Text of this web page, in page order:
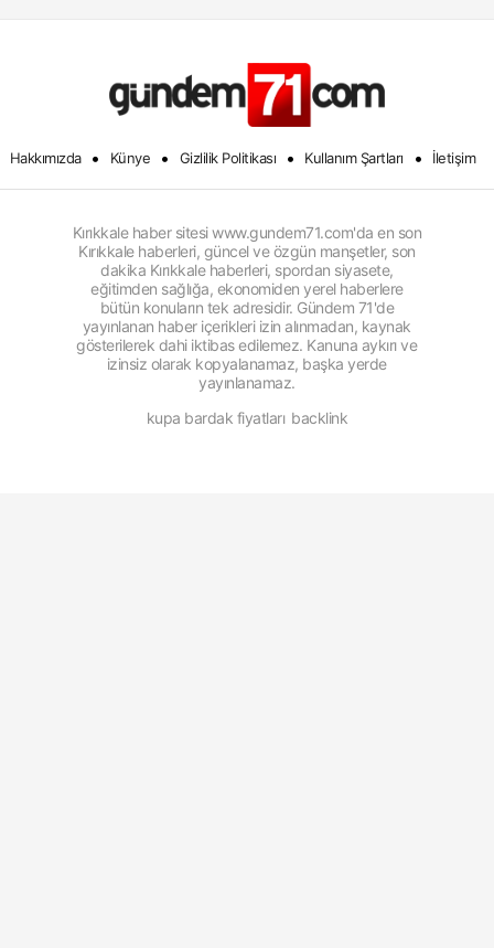
Hakkımızda • Künye • Gizlilik Politikası • Kullanım Şartları • İletişim
Kırıkkale haber sitesi www.gundem71.com'da en son
Kırıkkale haberleri, güncel ve özgün manşetler, son
dakika Kırıkkale haberleri, spordan siyasete,
eğitimden sağlığa, ekonomiden yerel haberlere
bütün konuların tek adresidir. Gündem 71'de
yayınlanan haber içerikleri izin alınmadan, kaynak
gösterilerek dahi iktibas edilemez. Kanuna aykırı ve
izinsiz olarak kopyalanamaz, başka yerde
yayınlanamaz.
kupa bardak fiyatları backlink